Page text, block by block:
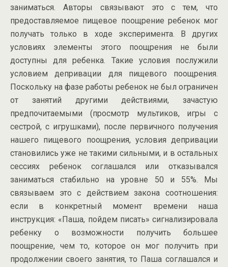
заниматься. Авторы связывают это с тем, что
предоставляемое пищевое поощрение ребенок мог
получать только в ходе эксперимента. В других
условиях элементы этого поощрения не были
доступны для ребенка. Такие условия послужили
условием депривации для пищевого поощрения.
Поскольку на фазе работы ребенок не был ограничен
от занятий другими действиями, зачастую
предпочитаемыми (просмотр мультиков, игры с
сестрой, с игрушками), после первичного получения
нашего пищевого поощрения, условия депривации
становились уже не такими сильными, и в остальных
сессиях ребенок соглашался или отказывался
заниматься стабильно на уровне 50 и 55%. Мы
связываем это с действием закона соотношения:
если в конкретный момент времени наша
инструкция: «Паша, пойдем писать» сигнализировала
ребенку о возможности получить большее
поощрение, чем то, которое он мог получить при
продолжении своего занятия, то Паша соглашался и